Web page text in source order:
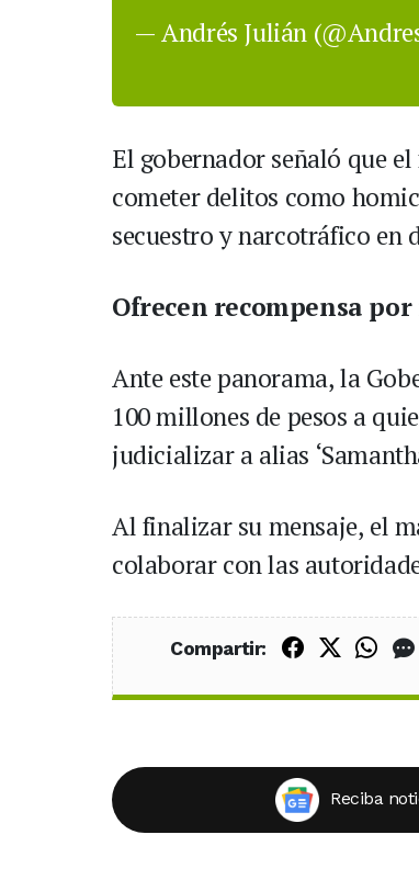
— Andrés Julián
El gobernador señaló que
cometer delitos como
secuestro y narcotráfico en
Ofrecen recompensa
Ante este panorama, la
100 millones de pesos a
judicializar a alias
Al finalizar su mensaje, el
colaborar con las
Compartir: Compartir
Reciba